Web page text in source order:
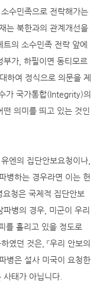
수민족으로 전락해가는
는 북한과의 관계개선을
의 소수민족 전락 앞에
가, 하필이면 동티모르
하여 정식으로 의문을 제
가 국가통합(Integrity)의
의미를 띄고 있는 것인
엔의 집단안보요청이나,
병하는 경우라면 이는 헌
청은 국제적 집단안보
병의 경우, 미군이 우리
를 흘리고 있을 정도로
였던 것은, 『우리 안보의
병은 설사 미국이 요청한
태가 아닙니다.